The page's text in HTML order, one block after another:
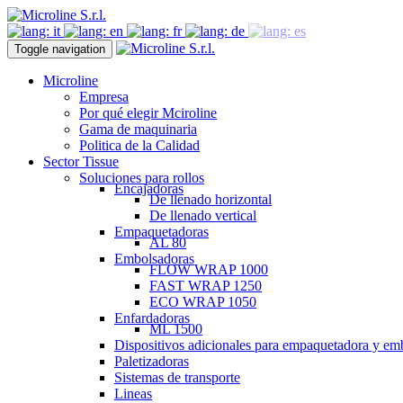
Toggle navigation
Microline
Empresa
Por qué elegir Mciroline
Gama de maquinaria
Politica de la Calidad
Sector Tissue
Soluciones para rollos
Encajadoras
De llenado horizontal
De llenado vertical
Empaquetadoras
AL 80
Embolsadoras
FLOW WRAP 1000
FAST WRAP 1250
ECO WRAP 1050
Enfardadoras
ML 1500
Dispositivos adicionales para empaquetadora y
Paletizadoras
Sistemas de transporte
Lineas